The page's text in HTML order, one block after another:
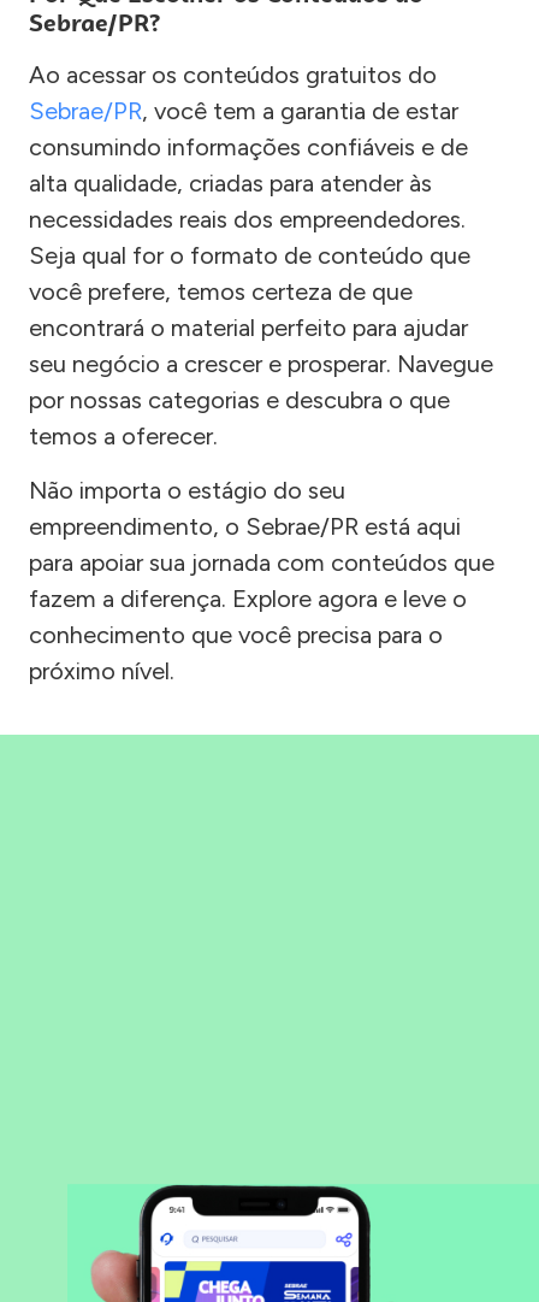
Sebrae/PR?
Ao acessar os conteúdos gratuitos do
Sebrae/PR, você tem a garantia de estar
consumindo informações confiáveis e de
alta qualidade, criadas para atender às
necessidades reais dos empreendedores.
Seja qual for o formato de conteúdo que
você prefere, temos certeza de que
encontrará o material perfeito para ajudar
seu negócio a crescer e prosperar. Navegue
por nossas categorias e descubra o que
temos a oferecer.
Não importa o estágio do seu
empreendimento, o Sebrae/PR está aqui
para apoiar sua jornada com conteúdos que
fazem a diferença. Explore agora e leve o
conhecimento que você precisa para o
próximo nível.